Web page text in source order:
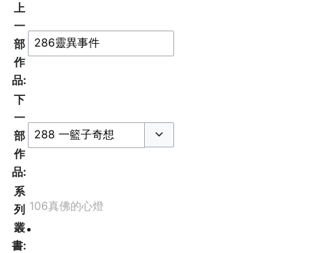
上
一
部
作
品:
下
一
部
作
品:
系
列
叢
書: